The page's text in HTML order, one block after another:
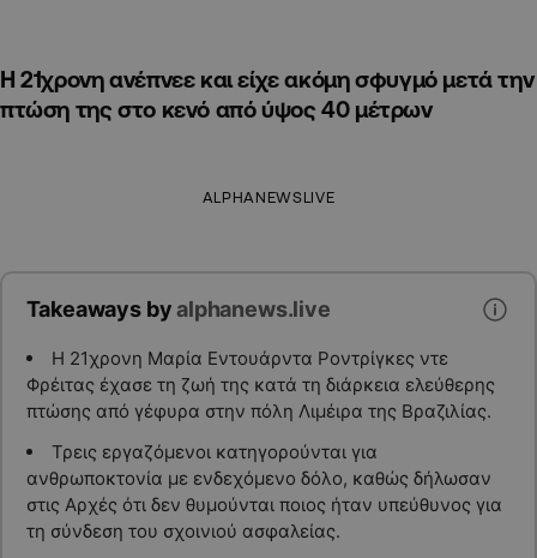
Η 21χρονη ανέπνεε και είχε ακόμη σφυγμό μετά την
πτώση της στο κενό από ύψος 40 μέτρων
ALPHANEWSLIVE
Takeaways byalphanews.live
Η 21χρονη Μαρία Εντουάρντα Ροντρίγκες ντε
Φρέιτας έχασε τη ζωή της κατά τη διάρκεια ελεύθερης
πτώσης από γέφυρα στην πόλη Λιμέιρα της Βραζιλίας.
Τρεις εργαζόμενοι κατηγορούνται για
ανθρωποκτονία με ενδεχόμενο δόλο, καθώς δήλωσαν
στις Αρχές ότι δεν θυμούνται ποιος ήταν υπεύθυνος για
τη σύνδεση του σχοινιού ασφαλείας.